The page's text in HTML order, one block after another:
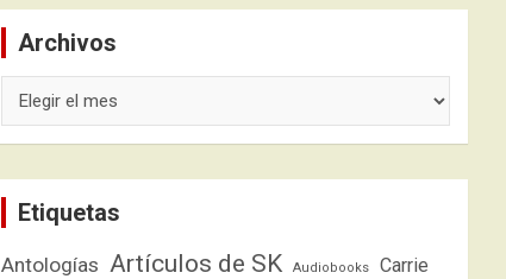
Archivos
Etiquetas
Antologías Artículos de SK Audiobooks Carrie